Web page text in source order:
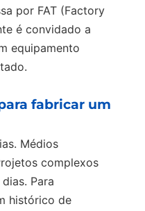
por FAT (Factory
é convidado a
equipamento
fabricar um
Médios
complexos
Para
histórico de